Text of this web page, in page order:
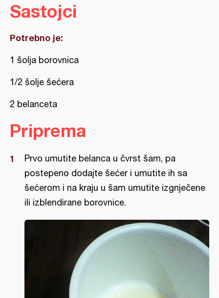
Sastojci
Potrebno je:
1 šolja borovnica
1/2 šolje šećera
2 belanceta
Priprema
Prvo umutite belanca u čvrst šam, pa
postepeno dodajte šećer i umutite ih sa
šećerom i na kraju u šam umutite izgnječene
ili izblendirane borovnice.